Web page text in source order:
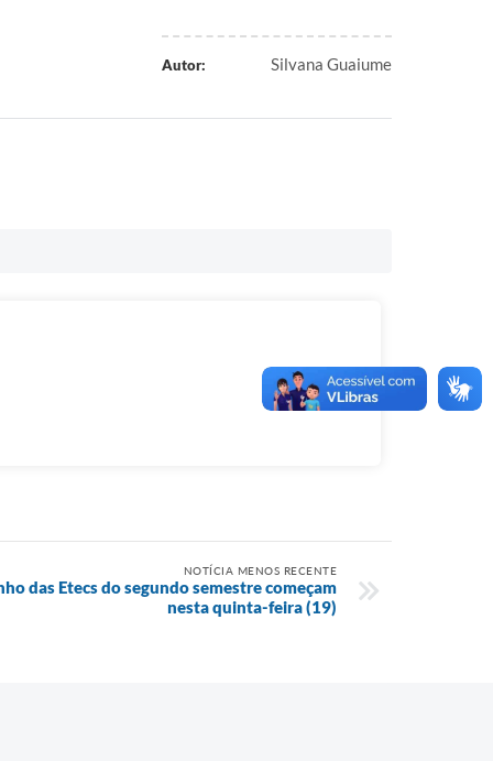
Autor: Silvana Guaiume
NOTÍCIA MENOS RECENTE
das Etecs do segundo semestre começam
nesta quinta-feira (19)